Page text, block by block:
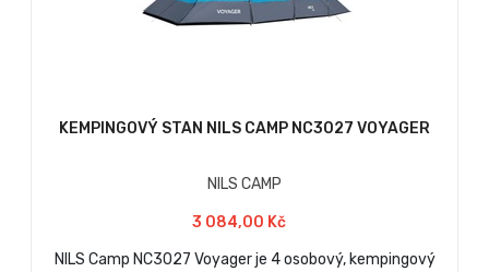
KEMPINGOVÝ STAN NILS CAMP NC3027 VOYAGER
NILS CAMP
3 084,00 Kč
NILS Camp NC3027 Voyager je 4 osobový, kempingový